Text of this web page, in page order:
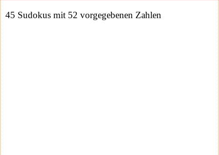
45 Sudokus mit 52 vorgegebenen Zahlen